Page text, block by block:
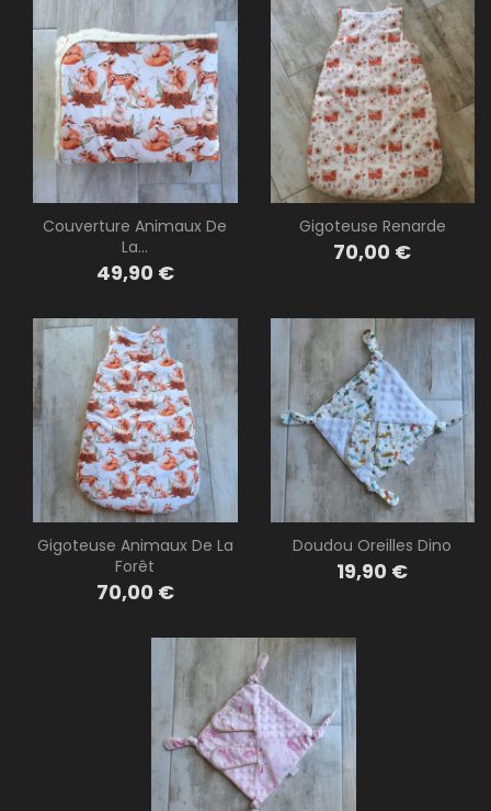
Couverture Animaux De
La...
Prix
49,90 €
Gigoteuse Renarde
Prix
70,00 €
Gigoteuse Animaux De La
Forêt
Prix
70,00 €
Doudou Oreilles Dino
Prix
19,90 €